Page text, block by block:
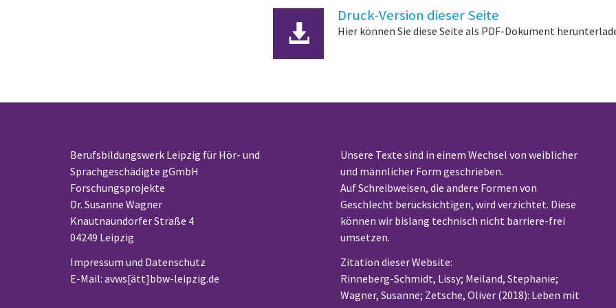
Druck-Version dieser Seite
Hier können Sie diese Seite als PDF-Dokument
Berufsbildungswerk Leipzig für Hör- und
Sprachgeschädigte gGmbH
Forschungsprojekte
Dr. Susanne Wagner
Knautnaundorfer Straße 4
04249 Leipzig
Impressum und Datenschutz
E-Mail: avws[ätt]bbw-leipzig.de
Unsere Texte sind in einem Wechsel von weiblicher
und männlicher Form geschrieben.
Auf Schreibweisen, die andere Formen von
Geschlecht berücksichtigen, wird verzichtet. Diese
können wir bislang technisch nicht barriere-frei
umsetzen.
Zitation dieser Website:
Rinneberg-Schmidt, Lissy; Meiland, Stephanie;
Wagner, Susanne; Zetsche, Oliver (2018): Leben mit